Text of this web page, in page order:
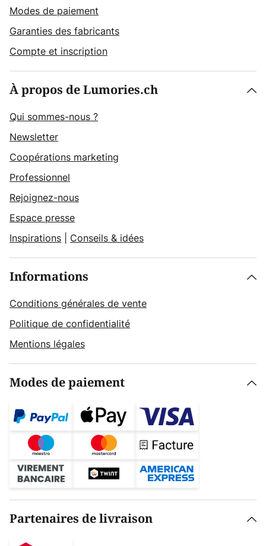
Modes de paiement
Garanties des fabricants
Compte et inscription
À propos de Lumories.ch
Qui sommes-nous ?
Newsletter
Coopérations marketing
Professionnel
Rejoignez-nous
Espace presse
Inspirations
Conseils & idées
Informations
Conditions générales de vente
Politique de confidentialité
Mentions légales
Modes de paiement
Partenaires de livraison